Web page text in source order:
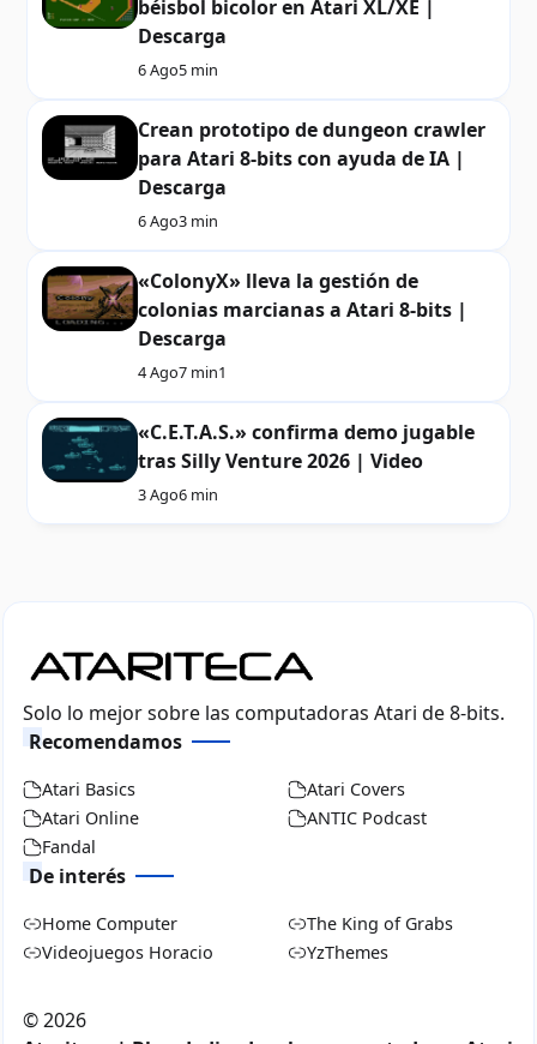
béisbol bicolor en Atari XL/XE |
Descarga
6 Ago5 min
Crean prototipo de dungeon crawler
para Atari 8-bits con ayuda de IA |
Descarga
6 Ago3 min
«ColonyX» lleva la gestión de
colonias marcianas a Atari 8-bits |
Descarga
4 Ago7 min1
«C.E.T.A.S.» confirma demo jugable
tras Silly Venture 2026 | Video
3 Ago6 min
Solo lo mejor sobre las computadoras Atari de 8-bits.
Recomendamos
Atari Basics
Atari Covers
Atari Online
ANTIC Podcast
Fandal
De interés
Home Computer
The King of Grabs
Videojuegos Horacio
YzThemes
©2026